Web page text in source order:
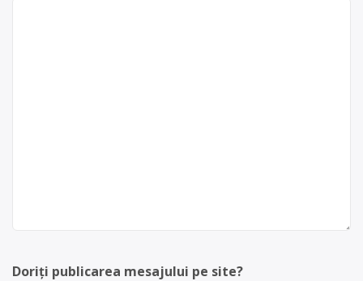
Doriți publicarea mesajului pe site?